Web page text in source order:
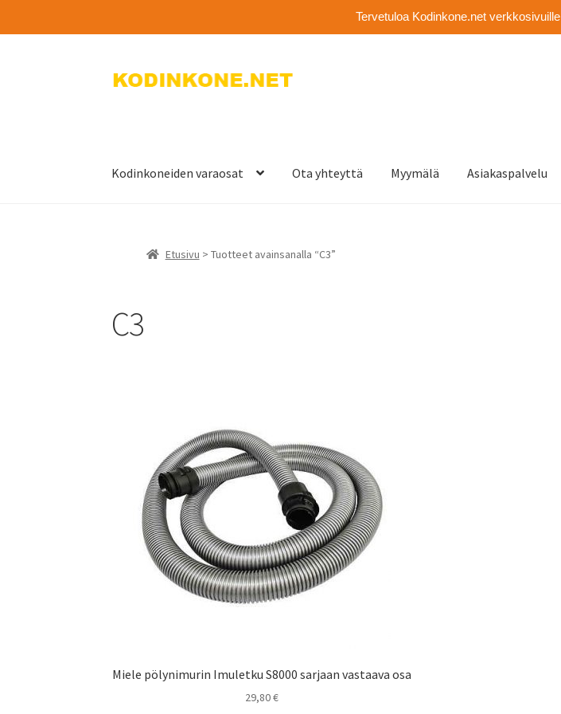
Tervetuloa Kodinkone.net verkkosivuille
Siirry
Siirry
Kodinkoneiden varaosat Ota yhteyttä Myymälä Asiakaspalvelu
Etusivu > Tuotteet avainsanalla “C3”
C3
Miele pölynimurin Imuletku S8000 sarjaan vastaava osa
29,80€